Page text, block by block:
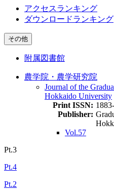
アクセスランキング
ダウンロードランキング
その他
附属図書館
農学院・農学研究院
Journal of the
Hokkaido University
Print ISSN:
Publisher:
Vol.57
Pt.3
Pt.4
Pt.2